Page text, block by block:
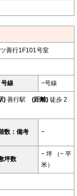
善行1F101号室
号線 −号線
) 善行駅 (距離) 徒歩 2
数：備考 −
坪数
− 坪 （− 平
米）